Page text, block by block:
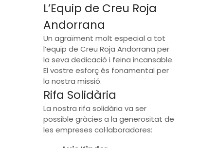
L’Equip de Creu Roja
Andorrana
Un agraïment molt especial a tot
l’equip de Creu Roja Andorrana per
la seva dedicació i feina incansable.
El vostre esforç és fonamental per
la nostra missió.
Rifa Solidària
La nostra rifa solidària va ser
possible gràcies a la generositat de
les empreses col·laboradores: